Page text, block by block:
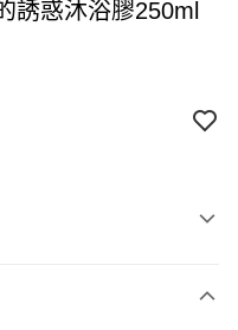
誘惑沐浴膠250ml